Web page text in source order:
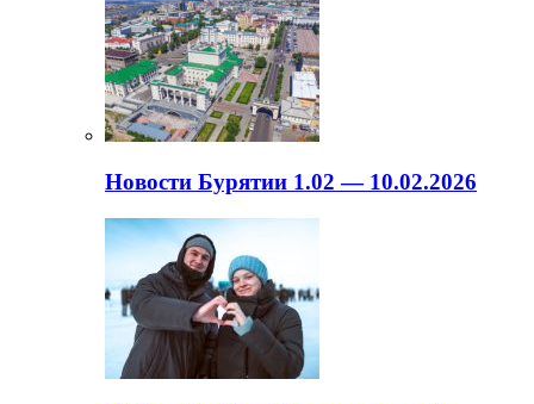
Новости Бурятии 1.02 — 10.02.2026